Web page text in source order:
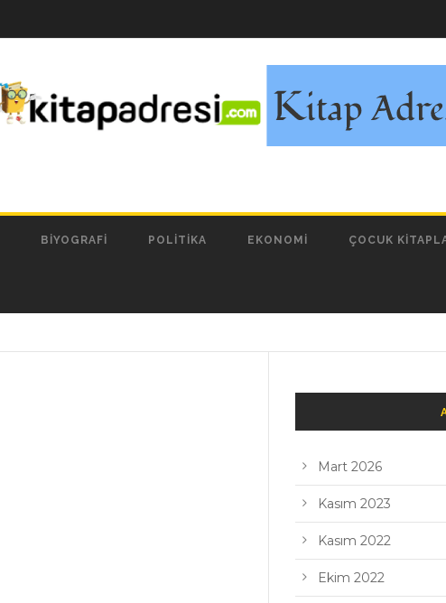
BIYOGRAFI POLITIKA EKONOMI ÇOCUK
Mart 2026
Kasım 2023
Kasım 2022
Ekim 2022